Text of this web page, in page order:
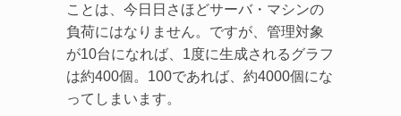
ことは、今日日さほどサーバ・マシンの
負荷にはなりません。ですが、管理対象
が10台になれば、1度に生成されるグラフ
は約400個。100であれば、約4000個にな
ってしまいます。